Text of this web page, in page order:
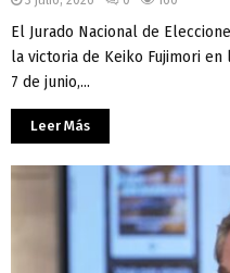
El Jurado Nacional de
la victoria de Keiko Fujimori
7 de junio,...
Leer Más